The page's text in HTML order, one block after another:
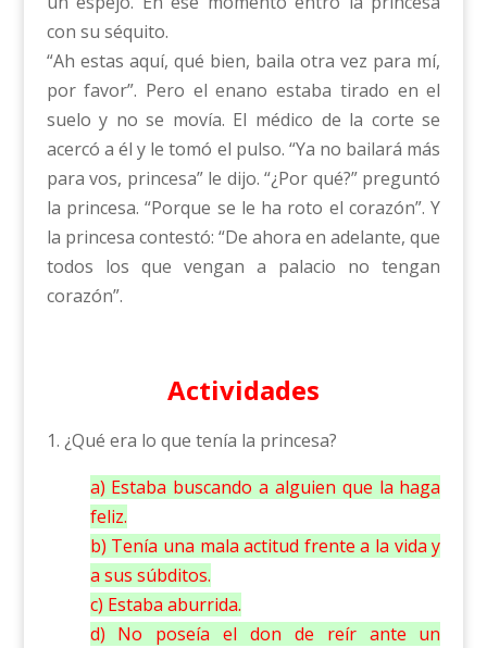
con su séquito.
“Ah estas aquí, qué bien, baila otra vez para mí,
por favor”. Pero el enano estaba tirado en el
suelo y no se movía. El médico de la corte se
acercó a él y le tomó el pulso. “Ya no bailará más
para vos, princesa” le dijo. “¿Por qué?” preguntó
la princesa. “Porque se le ha roto el corazón”. Y
la princesa contestó: “De ahora en adelante, que
todos los que vengan a palacio no tengan
corazón”.
Actividades
1. ¿Qué era lo que tenía la princesa?
a) Estaba buscando a alguien que la haga
feliz.
b) Tenía una mala actitud frente a la vida y
a sus súbditos.
c) Estaba aburrida.
d) No poseía el don de reír ante un